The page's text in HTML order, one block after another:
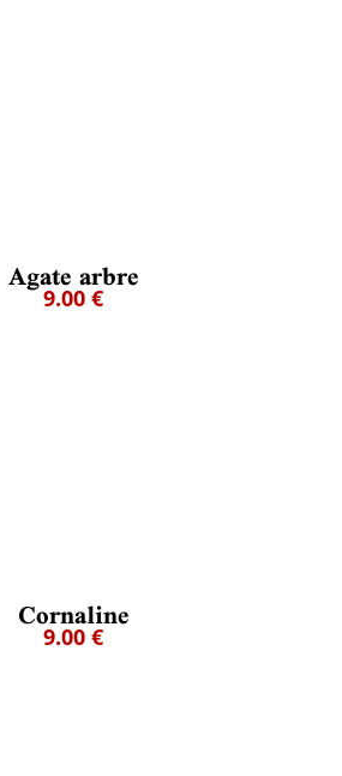
Agate arbre
9.00 €
Cornaline
9.00 €